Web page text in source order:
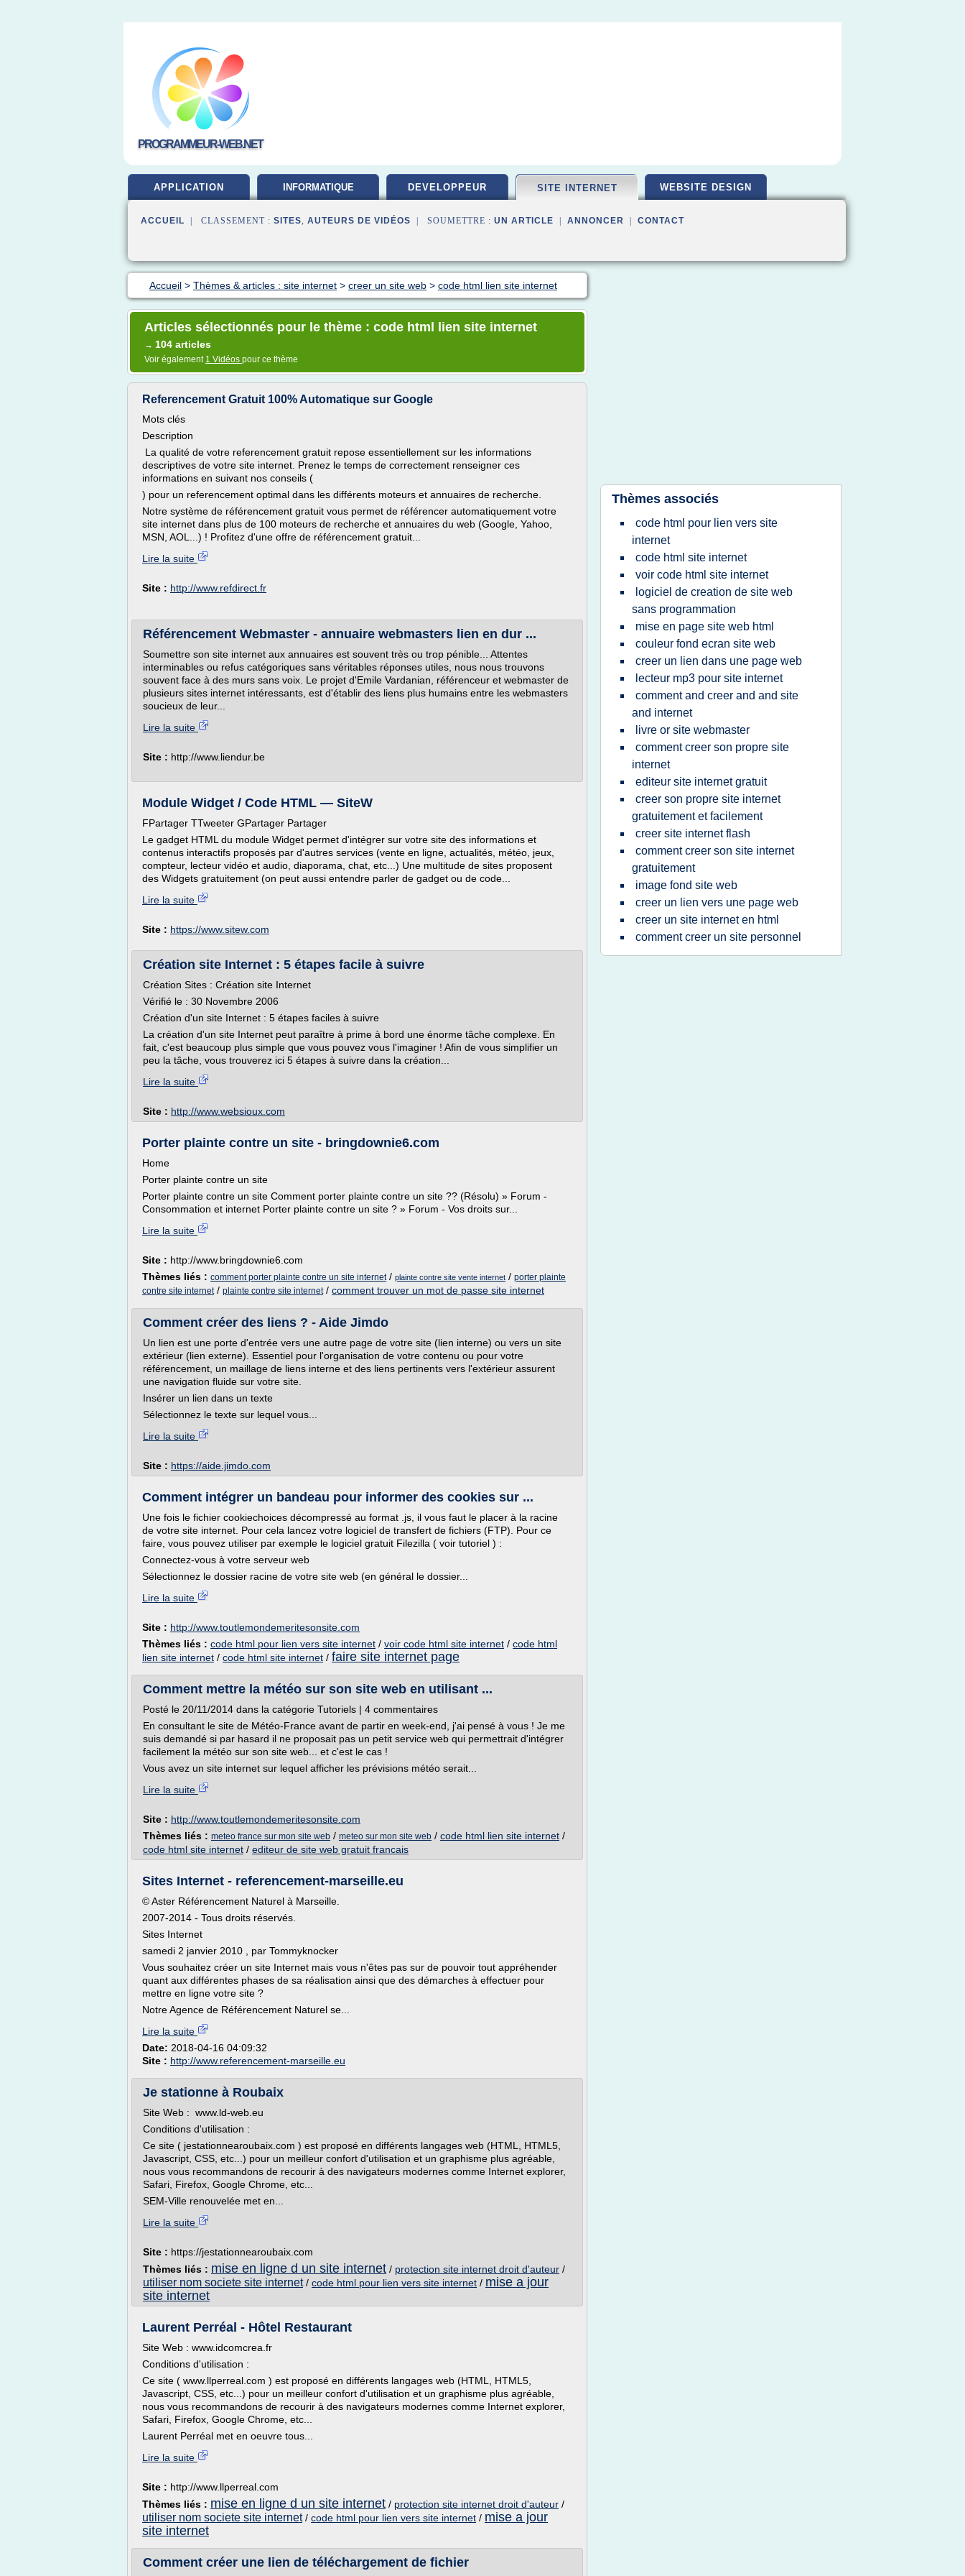
PROGRAMMEUR-WEB.NET
APPLICATION INFORMATIQUE DEVELOPPEUR SITE INTERNET WEBSITE DESIGN
ACCUEIL | CLASSEMENT : SITES, AUTEURS DE VIDÉOS | SOUMETTRE : UN ARTICLE ANNONCER CONTACT
Accueil > Thèmes & articles : site internet > creer un site web > code html lien site internet
Articles sélectionnés pour le thème : code html lien site internet
→ 104 articles
Voir également 1 Vidéos pour ce thème
Referencement Gratuit 100% Automatique sur Google
Mots clés
Description
La qualité de votre referencement gratuit repose essentiellement sur les informations
descriptives de votre site internet. Prenez le temps de correctement renseigner ces
informations en suivant nos conseils (
) pour un referencement optimal dans les différents moteurs et annuaires de recherche.
Notre système de référencement gratuit vous permet de référencer automatiquement votre
site internet dans plus de 100 moteurs de recherche et annuaires du web (Google, Yahoo,
MSN, AOL...) ! Profitez d'une offre de référencement gratuit...
Lire la suite
Site : http://www.refdirect.fr
Référencement Webmaster - annuaire webmasters lien en dur ...
Soumettre son site internet aux annuaires est souvent très ou trop pénible... Attentes
interminables ou refus catégoriques sans véritables réponses utiles, nous nous trouvons
souvent face à des murs sans voix. Le projet d'Emile Vardanian, référenceur et webmaster de
plusieurs sites internet intéressants, est d'établir des liens plus humains entre les webmasters
soucieux de leur...
Lire la suite
Site : http://www.liendur.be
Module Widget / Code HTML — SiteW
FPartager TTweeter GPartager Partager
Le gadget HTML du module Widget permet d'intégrer sur votre site des informations et
contenus interactifs proposés par d'autres services (vente en ligne, actualités, météo, jeux,
compteur, lecteur vidéo et audio, diaporama, chat, etc...) Une multitude de sites proposent
des Widgets gratuitement (on peut aussi entendre parler de gadget ou de code...
Lire la suite
Site : https://www.sitew.com
Création site Internet : 5 étapes facile à suivre
Création Sites : Création site Internet
Vérifié le : 30 Novembre 2006
Création d'un site Internet : 5 étapes faciles à suivre
La création d'un site Internet peut paraître à prime à bord une énorme tâche complexe. En
fait, c'est beaucoup plus simple que vous pouvez vous l'imaginer ! Afin de vous simplifier un
peu la tâche, vous trouverez ici 5 étapes à suivre dans la création...
Lire la suite
Site : http://www.websioux.com
Porter plainte contre un site - bringdownie6.com
Home
Porter plainte contre un site
Porter plainte contre un site Comment porter plainte contre un site ?? (Résolu) » Forum -
Consommation et internet Porter plainte contre un site ? » Forum - Vos droits sur...
Lire la suite
Site : http://www.bringdownie6.com
Thèmes liés : comment porter plainte contre un site internet/ plainte contre site vente internet / porter plainte
contre site internet/ plainte contre site internet/ comment trouver un mot de passe site internet
Comment créer des liens ? - Aide Jimdo
Un lien est une porte d'entrée vers une autre page de votre site (lien interne) ou vers un site
extérieur (lien externe). Essentiel pour l'organisation de votre contenu ou pour votre
référencement, un maillage de liens interne et des liens pertinents vers l'extérieur assurent
une navigation fluide sur votre site.
Insérer un lien dans un texte
Sélectionnez le texte sur lequel vous...
Lire la suite
Site : https://aide.jimdo.com
Comment intégrer un bandeau pour informer des cookies sur ...
Une fois le fichier cookiechoices décompressé au format .js, il vous faut le placer à la racine
de votre site internet. Pour cela lancez votre logiciel de transfert de fichiers (FTP). Pour ce
faire, vous pouvez utiliser par exemple le logiciel gratuit Filezilla ( voir tutoriel ) :
Connectez-vous à votre serveur web
Sélectionnez le dossier racine de votre site web (en général le dossier...
Lire la suite
Site : http://www.toutlemondemeritesonsite.com
Thèmes liés : code html pour lien vers site internet / voir code html site internet / code html
lien site internet / code html site internet / faire site internet page
Comment mettre la météo sur son site web en utilisant ...
Posté le 20/11/2014 dans la catégorie Tutoriels | 4 commentaires
En consultant le site de Météo-France avant de partir en week-end, j'ai pensé à vous ! Je me
suis demandé si par hasard il ne proposait pas un petit service web qui permettrait d'intégrer
facilement la météo sur son site web... et c'est le cas !
Vous avez un site internet sur lequel afficher les prévisions météo serait...
Lire la suite
Site : http://www.toutlemondemeritesonsite.com
Thèmes liés : meteo france sur mon site web / meteo sur mon site web / code html lien site internet /
code html site internet / editeur de site web gratuit francais
Sites Internet - referencement-marseille.eu
© Aster Référencement Naturel à Marseille.
2007-2014 - Tous droits réservés.
Sites Internet
samedi 2 janvier 2010 , par Tommyknocker
Vous souhaitez créer un site Internet mais vous n'êtes pas sur de pouvoir tout appréhender
quant aux différentes phases de sa réalisation ainsi que des démarches à effectuer pour
mettre en ligne votre site ?
Notre Agence de Référencement Naturel se...
Lire la suite
Date: 2018-04-16 04:09:32
Site : http://www.referencement-marseille.eu
Je stationne à Roubaix
Site Web : www.ld-web.eu
Conditions d'utilisation :
Ce site ( jestationnearoubaix.com ) est proposé en différents langages web (HTML, HTML5,
Javascript, CSS, etc...) pour un meilleur confort d'utilisation et un graphisme plus agréable,
nous vous recommandons de recourir à des navigateurs modernes comme Internet explorer,
Safari, Firefox, Google Chrome, etc...
SEM-Ville renouvelée met en...
Lire la suite
Site : https://jestationnearoubaix.com
Thèmes liés : mise en ligne d un site internet / protection site internet droit d'auteur /
utiliser nom societe site internet/ code html pour lien vers site internet / mise a jour
site internet
Laurent Perréal - Hôtel Restaurant
Site Web : www.idcomcrea.fr
Conditions d'utilisation :
Ce site ( www.llperreal.com ) est proposé en différents langages web (HTML, HTML5,
Javascript, CSS, etc...) pour un meilleur confort d'utilisation et un graphisme plus agréable,
nous vous recommandons de recourir à des navigateurs modernes comme Internet explorer,
Safari, Firefox, Google Chrome, etc...
Laurent Perréal met en oeuvre tous...
Lire la suite
Site : http://www.llperreal.com
Thèmes liés : mise en ligne d un site internet / protection site internet droit d'auteur /
utiliser nom societe site internet/ code html pour lien vers site internet / mise a jour
site internet
Comment créer une lien de téléchargement de fichier
Thèmes associés
code html pour lien vers site
internet
code html site internet
voir code html site internet
logiciel de creation de site web
sans programmation
mise en page site web html
couleur fond ecran site web
creer un lien dans une page web
lecteur mp3 pour site internet
comment and creer and and site
and internet
livre or site webmaster
comment creer son propre site
internet
editeur site internet gratuit
creer son propre site internet
gratuitement et facilement
creer site internet flash
comment creer son site internet
gratuitement
image fond site web
creer un lien vers une page web
creer un site internet en html
comment creer un site personnel